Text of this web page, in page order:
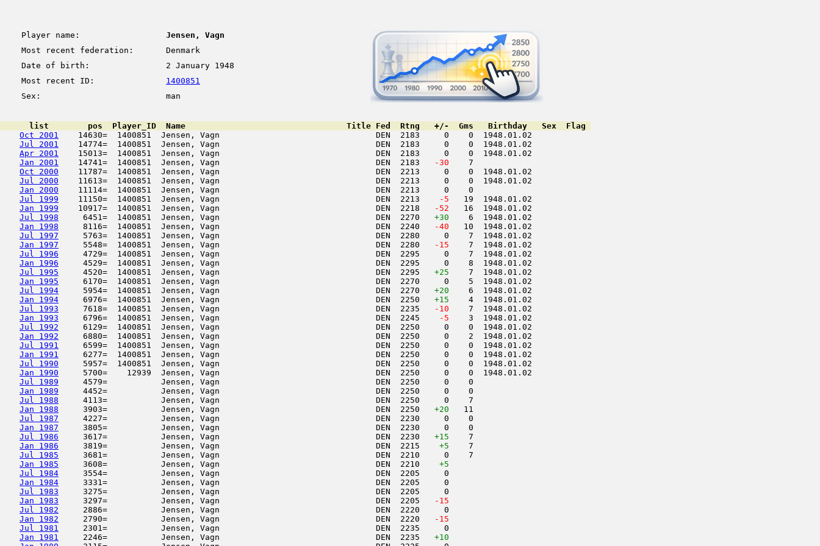
Player name:
Jensen, Vagn
Most recent federation:
Denmark
Date of birth:
2 January 1948
Most recent ID:
1400851
Sex:
man
      list        pos  Player_ID  Name                                 Title Fed  Rtng   +/-  Gms   Birthday   Sex  Flag
Oct 2001
    14630=  1400851  Jensen, Vagn                                DEN  2183     0    0  1948.01.02
Jul 2001
    14774=  1400851  Jensen, Vagn                                DEN  2183     0    0  1948.01.02
Apr 2001
    15013=  1400851  Jensen, Vagn                                DEN  2183     0    0  1948.01.02
Jan 2001
    14741=  1400851  Jensen, Vagn                                DEN  2183
-30
    7
Oct 2000
    11787=  1400851  Jensen, Vagn                                DEN  2213     0    0  1948.01.02
Jul 2000
    11613=  1400851  Jensen, Vagn                                DEN  2213     0    0  1948.01.02
Jan 2000
    11114=  1400851  Jensen, Vagn                                DEN  2213     0    0
Jul 1999
    11150=  1400851  Jensen, Vagn                                DEN  2213
  -5
   19  1948.01.02
Jan 1999
    10917=  1400851  Jensen, Vagn                                DEN  2218
-52
   16  1948.01.02
Jul 1998
     6451=  1400851  Jensen, Vagn                                DEN  2270
+30
    6  1948.01.02
Jan 1998
     8116=  1400851  Jensen, Vagn                                DEN  2240
-40
   10  1948.01.02
Jul 1997
     5763=  1400851  Jensen, Vagn                                DEN  2280     0    7  1948.01.02
Jan 1997
     5548=  1400851  Jensen, Vagn                                DEN  2280
-15
    7  1948.01.02
Jul 1996
     4729=  1400851  Jensen, Vagn                                DEN  2295     0    7  1948.01.02
Jan 1996
     4529=  1400851  Jensen, Vagn                                DEN  2295     0    8  1948.01.02
Jul 1995
     4520=  1400851  Jensen, Vagn                                DEN  2295
+25
    7  1948.01.02
Jan 1995
     6170=  1400851  Jensen, Vagn                                DEN  2270     0    5  1948.01.02
Jul 1994
     5954=  1400851  Jensen, Vagn                                DEN  2270
+20
    6  1948.01.02
Jan 1994
     6976=  1400851  Jensen, Vagn                                DEN  2250
+15
    4  1948.01.02
Jul 1993
     7618=  1400851  Jensen, Vagn                                DEN  2235
-10
    7  1948.01.02
Jan 1993
     6796=  1400851  Jensen, Vagn                                DEN  2245
  -5
    3  1948.01.02
Jul 1992
     6129=  1400851  Jensen, Vagn                                DEN  2250     0    0  1948.01.02
Jan 1992
     6880=  1400851  Jensen, Vagn                                DEN  2250     0    2  1948.01.02
Jul 1991
     6599=  1400851  Jensen, Vagn                                DEN  2250     0    0  1948.01.02
Jan 1991
     6277=  1400851  Jensen, Vagn                                DEN  2250     0    0  1948.01.02
Jul 1990
     5957=  1400851  Jensen, Vagn                                DEN  2250     0    0  1948.01.02
Jan 1990
     5700=    12939  Jensen, Vagn                                DEN  2250     0    0  1948.01.02
Jul 1989
     4579=           Jensen, Vagn                                DEN  2250     0    0
Jan 1989
     4452=           Jensen, Vagn                                DEN  2250     0    0
Jul 1988
     4113=           Jensen, Vagn                                DEN  2250     0    7
Jan 1988
     3903=           Jensen, Vagn                                DEN  2250
+20
   11
Jul 1987
     4227=           Jensen, Vagn                                DEN  2230     0    0
Jan 1987
     3805=           Jensen, Vagn                                DEN  2230     0    0
Jul 1986
     3617=           Jensen, Vagn                                DEN  2230
+15
    7
Jan 1986
     3819=           Jensen, Vagn                                DEN  2215
+5
    7
Jul 1985
     3681=           Jensen, Vagn                                DEN  2210     0    7
Jan 1985
     3608=           Jensen, Vagn                                DEN  2210
+5
Jul 1984
     3554=           Jensen, Vagn                                DEN  2205     0
Jan 1984
     3331=           Jensen, Vagn                                DEN  2205     0
Jul 1983
     3275=           Jensen, Vagn                                DEN  2205     0
Jan 1983
     3297=           Jensen, Vagn                                DEN  2205
-15
Jul 1982
     2886=           Jensen, Vagn                                DEN  2220     0
Jan 1982
     2790=           Jensen, Vagn                                DEN  2220
-15
Jul 1981
     2301=           Jensen, Vagn                                DEN  2235     0
Jan 1981
     2246=           Jensen, Vagn                                DEN  2235
+10